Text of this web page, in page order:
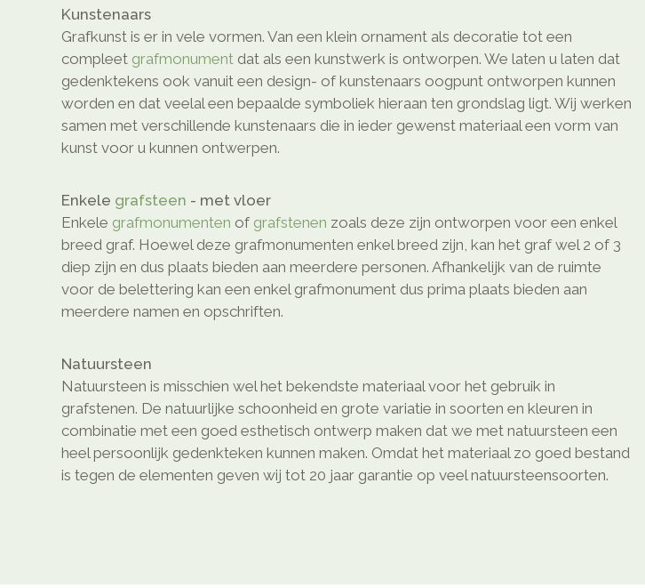
Kunstenaars
Grafkunst is er in vele vormen. Van een klein ornament als decoratie tot een
compleet grafmonument dat als een kunstwerk is ontworpen. We laten u laten dat
gedenktekens ook vanuit een design- of kunstenaars oogpunt ontworpen kunnen
worden en dat veelal een bepaalde symboliek hieraan ten grondslag ligt. Wij werken
samen met verschillende kunstenaars die in ieder gewenst materiaal een vorm van
kunst voor u kunnen ontwerpen.
Enkele grafsteen - met vloer
Enkele grafmonumenten of grafstenen zoals deze zijn ontworpen voor een enkel
breed graf. Hoewel deze grafmonumenten enkel breed zijn, kan het graf wel 2 of 3
diep zijn en dus plaats bieden aan meerdere personen. Afhankelijk van de ruimte
voor de belettering kan een enkel grafmonument dus prima plaats bieden aan
meerdere namen en opschriften.
Natuursteen
Natuursteen is misschien wel het bekendste materiaal voor het gebruik in
grafstenen. De natuurlijke schoonheid en grote variatie in soorten en kleuren in
combinatie met een goed esthetisch ontwerp maken dat we met natuursteen een
heel persoonlijk gedenkteken kunnen maken. Omdat het materiaal zo goed bestand
is tegen de elementen geven wij tot 20 jaar garantie op veel natuursteensoorten.